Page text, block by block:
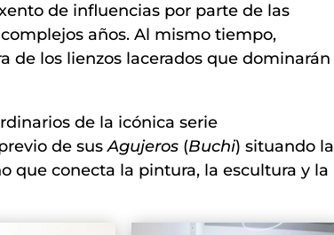
de influencias por parte de las
años. Al mismo tiempo,
de los lienzos lacerados que dominarán
de la icónica serie
de susAgujeros (Buchi) situando la
que conecta la pintura, la escultura y la